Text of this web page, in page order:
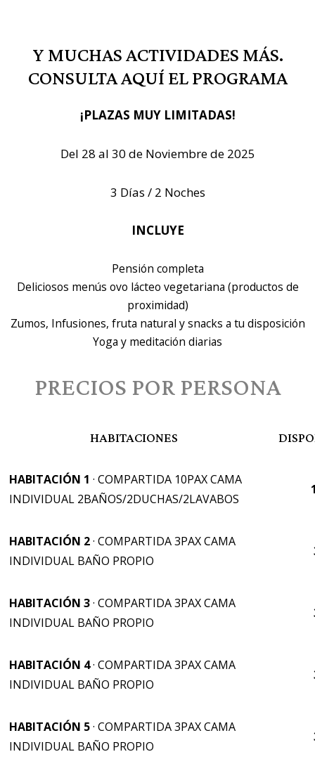
Y MUCHAS ACTIVIDADES MÁS.
CONSULTA AQUÍ EL PROGRAMA
¡PLAZAS MUY LIMITADAS!
Del 28 al 30 de Noviembre de 2025
3 Días / 2 Noches
INCLUYE
Pensión completa
Deliciosos menús ovo lácteo vegetariana (productos de
proximidad)
Zumos, Infusiones, fruta natural y snacks a tu disposición
Yoga y meditación diarias
PRECIOS POR PERSONA
HABITACIONES
HABITACIÓN 1 · COMPARTIDA 10PAX CAMA
INDIVIDUAL 2BAÑOS/2DUCHAS/2LAVABOS
HABITACIÓN 2· COMPARTIDA 3PAX CAMA
INDIVIDUAL BAÑO PROPIO
HABITACIÓN 3· COMPARTIDA 3PAX CAMA
INDIVIDUAL BAÑO PROPIO
HABITACIÓN 4· COMPARTIDA 3PAX CAMA
INDIVIDUAL BAÑO PROPIO
HABITACIÓN 5· COMPARTIDA 3PAX CAMA
INDIVIDUAL BAÑO PROPIO